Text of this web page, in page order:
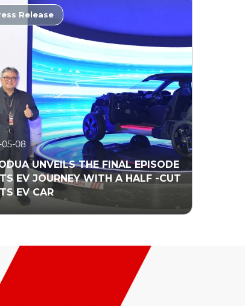
05-08
UNVEILS THE FINAL EPISODE
EV JOURNEY WITH A HALF -CUT
EV CAR
More
Release